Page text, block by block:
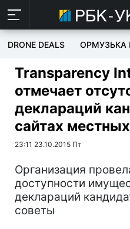
DRONE DEALS ОРМУЗЬКА
Transparency
отмечает
деклараций
сайтах
23:11 23.10.2015 Пт
Организация
доступности
деклараций
советы